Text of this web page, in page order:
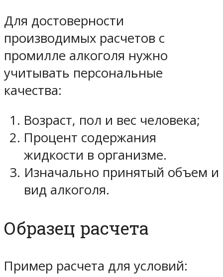
Для достоверности
производимых расчетов с
промилле алкоголя нужно
учитывать персональные
качества:
Возраст, пол и вес человека;
Процент содержания
жидкости в организме.
Изначально принятый объем и
вид алкоголя.
Образец расчета
Пример расчета для условий: